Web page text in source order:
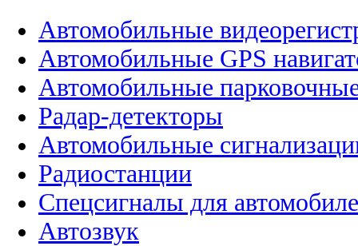
Автомобильные
Автомобильные GPS
Автомобильные
Радар-детекторы
Автомобильные
Радиостанции
Спецсигналы для
Автозвук